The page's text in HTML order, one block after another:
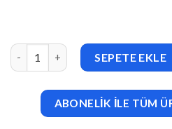
ApusHome v1.7.11 Real Estate
SEPETE EKLE
ABONELİK İLE TÜM